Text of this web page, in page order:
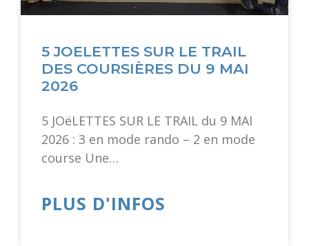
5 JOELETTES SUR LE TRAIL
DES COURSIÈRES DU 9 MAI
2026
5 JOëLETTES SUR LE TRAIL du 9 MAI
2026 : 3 en mode rando – 2 en mode
course Une…
PLUS D'INFOS